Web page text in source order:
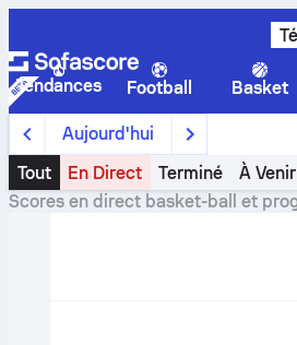
Tendances Football Basket
Aujourd'hui
Tout
En Direct Terminé
À Venir
Scores en direct basket-ball et